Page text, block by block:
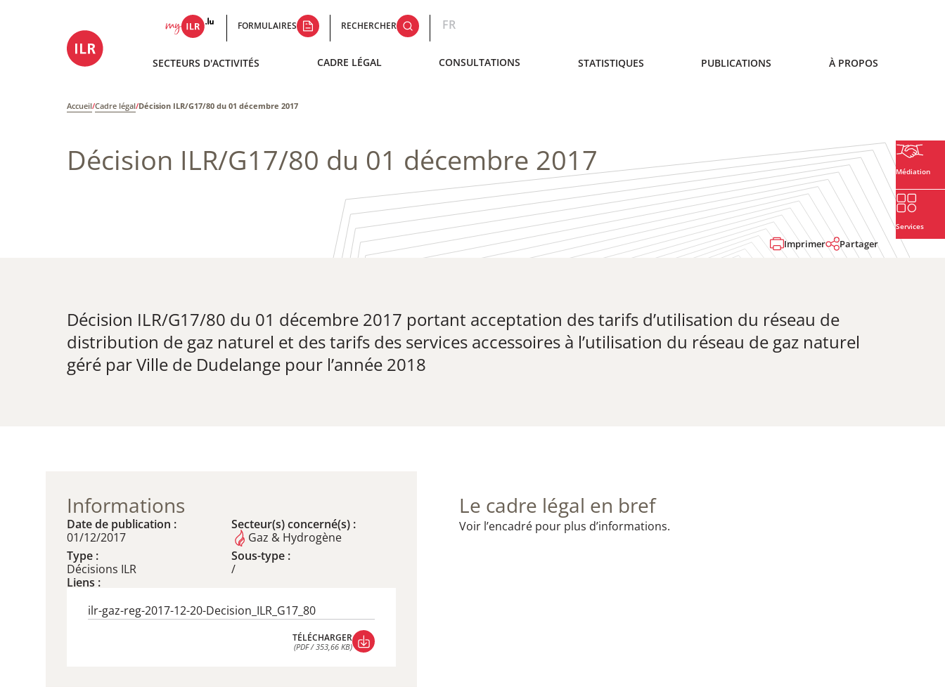
FORMULAIRES RECHERCHER FR
SECTEURS D'ACTIVITÉS CADRE LÉGAL CONSULTATIONS STATISTIQUES PUBLICATIONS À PROPOS
Accueil/Cadre légal/Décision ILR/G17/80 du 01 décembre 2017
Médiation
Services
Décision ILR/G17/80 du 01 décembre 2017
Imprimer Partager
Décision ILR/G17/80 du 01 décembre 2017 ​portant acceptation des tarifs d’utilisation du réseau de
distribution de gaz naturel et des tarifs des services accessoires à l’utilisation du réseau de gaz naturel
géré par Ville de Dudelange pour l’année 2018
Informations
Date de publication :
01/12/2017
Secteur(s) concerné(s) :
Gaz & Hydrogène
Type :
Décisions ILR
Sous-type :
/
Liens :
ilr-gaz-reg-2017-12-20-Decision_ILR_G17_80
TÉLÉCHARGER
(PDF / 353,66 KB)
Le cadre légal en bref
Voir l’encadré pour plus d’informations.